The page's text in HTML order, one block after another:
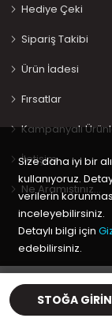
STOĞA
Hediye Çeki
Sipariş Takibi
Ürün İadesi
Fırsatlar
Kampanyalı
İletişim
Ne Aramıştınız…
Copyright © 2020
Yazılım
Size daha iyi bir
kullanıyoruz.
verilerin
inceleyebilirsiniz.
Detaylı bilgi için
edebilirsiniz.
Tamam